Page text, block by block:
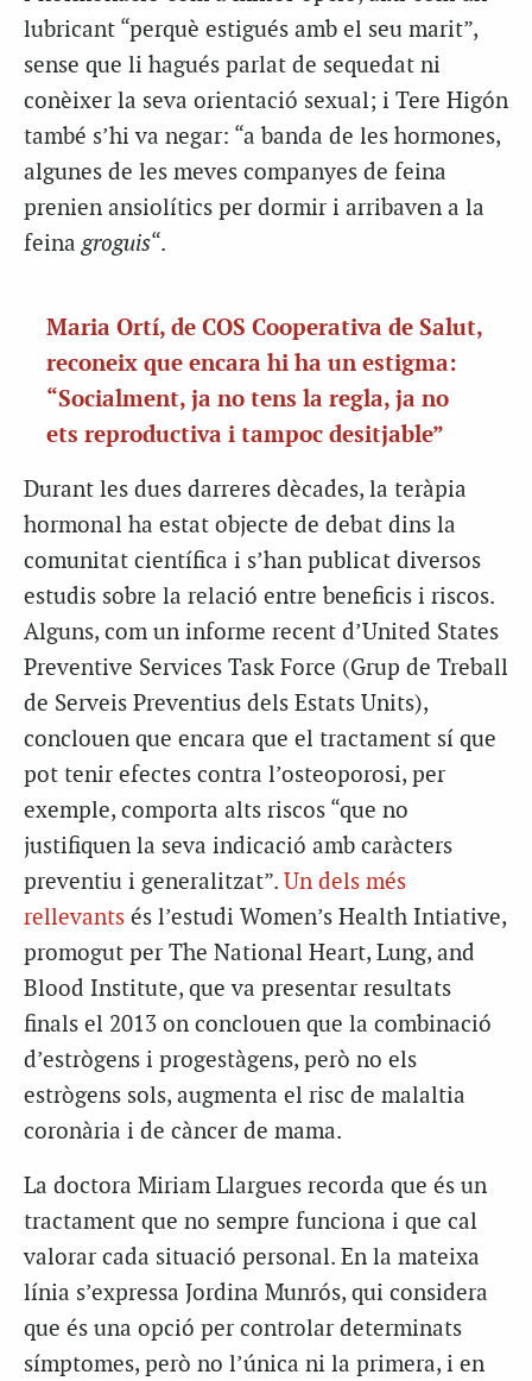
lubricant “perquè estigués amb el seu marit”,
sense que li hagués parlat de sequedat ni
conèixer la seva orientació sexual; i Tere Higón
també s’hi va negar: “a banda de les hormones,
algunes de les meves companyes de feina
prenien ansiolítics per dormir i arribaven a la
feinagroguis“.
Maria Ortí, de COS Cooperativa de Salut,
reconeix que encara hi ha un estigma:
“Socialment, ja no tens la regla, ja no
ets reproductiva i tampoc desitjable”
Durant les dues darreres dècades, la teràpia
hormonal ha estat objecte de debat dins la
comunitat científica i s’han publicat diversos
estudis sobre la relació entre beneficis i riscos.
Alguns, com un informe recent d’United States
Preventive Services Task Force (Grup de Treball
de Serveis Preventius dels Estats Units),
conclouen que encara que el tractament sí que
pot tenir efectes contra l’osteoporosi, per
exemple, comporta alts riscos “que no
justifiquen la seva indicació amb caràcters
preventiu i generalitzat”. Un dels més
rellevants és l’estudi Women’s Health Intiative,
promogut per The National Heart, Lung, and
Blood Institute, que va presentar resultats
finals el 2013 on conclouen que la combinació
d’estrògens i progestàgens, però no els
estrògens sols, augmenta el risc de malaltia
coronària i de càncer de mama.
La doctora Miriam Llargues recorda que és un
tractament que no sempre funciona i que cal
valorar cada situació personal. En la mateixa
línia s’expressa Jordina Munrós, qui considera
que és una opció per controlar determinats
símptomes, però no l’única ni la primera, i en